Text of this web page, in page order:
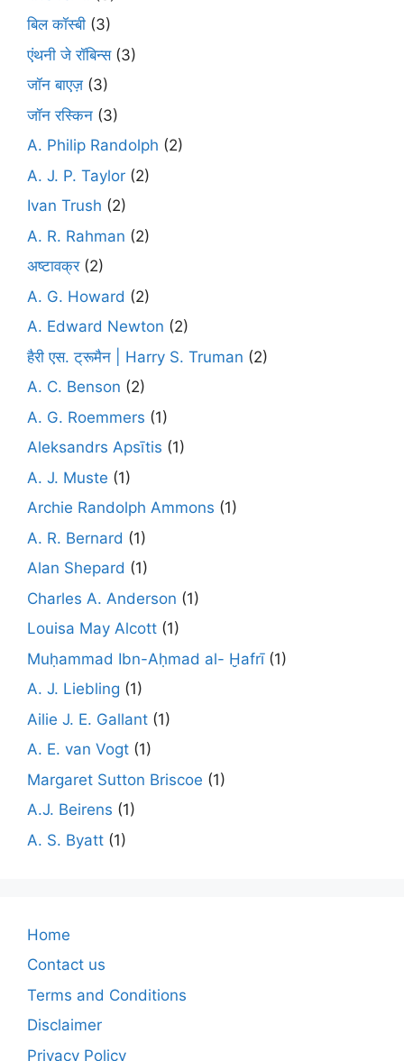
बिल कॉस्बी (3)
एंथनी जे रॉबिन्स(3)
जॉन बाएज़ (3)
जॉन रस्किन (3)
A. Philip Randolph (2)
A. J. P. Taylor (2)
Ivan Trush (2)
A. R. Rahman (2)
अष्टावक्र(2)
A. G. Howard (2)
A. Edward Newton (2)
हैरी एस. ट्रूमैन | Harry S. Truman (2)
A. C. Benson (2)
A. G. Roemmers (1)
Aleksandrs Apsītis (1)
A. J. Muste (1)
Archie Randolph Ammons (1)
A. R. Bernard (1)
Alan Shepard (1)
Charles A. Anderson (1)
Louisa May Alcott (1)
Muḥammad Ibn-Aḥmad al- Ḫafrī(1)
A. J. Liebling (1)
Ailie J. E. Gallant (1)
A. E. van Vogt (1)
Margaret Sutton Briscoe (1)
A.J. Beirens (1)
A. S. Byatt (1)
Home
Contact us
Terms and Conditions
Disclaimer
Privacy Policy